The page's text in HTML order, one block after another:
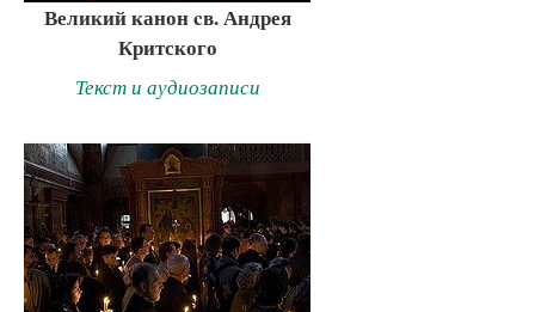
Великий канон cв. Андрея
Критского
Текст и аудиозаписи